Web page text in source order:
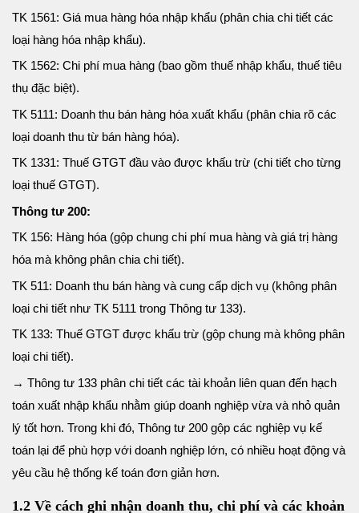
TK 1561: Giá mua hàng hóa nhập khẩu (phân chia chi tiết các
loại hàng hóa nhập khẩu).
TK 1562: Chi phí mua hàng (bao gồm thuế nhập khẩu, thuế tiêu
thụ đặc biệt).
TK 5111: Doanh thu bán hàng hóa xuất khẩu (phân chia rõ các
loại doanh thu từ bán hàng hóa).
TK 1331: Thuế GTGT đầu vào được khấu trừ (chi tiết cho từng
loại thuế GTGT).
Thông tư 200:
TK 156: Hàng hóa (gộp chung chi phí mua hàng và giá trị hàng
hóa mà không phân chia chi tiết).
TK 511: Doanh thu bán hàng và cung cấp dịch vụ (không phân
loại chi tiết như TK 5111 trong Thông tư 133).
TK 133: Thuế GTGT được khấu trừ (gộp chung mà không phân
loại chi tiết).
→ Thông tư 133 phân chi tiết các tài khoản liên quan đến hạch
toán xuất nhập khẩu nhằm giúp doanh nghiệp vừa và nhỏ quản
lý tốt hơn. Trong khi đó, Thông tư 200 gộp các nghiệp vụ kế
toán lại để phù hợp với doanh nghiệp lớn, có nhiều hoạt động và
yêu cầu hệ thống kế toán đơn giản hơn.
1.2 Về cách ghi nhận doanh thu, chi phí và các khoản